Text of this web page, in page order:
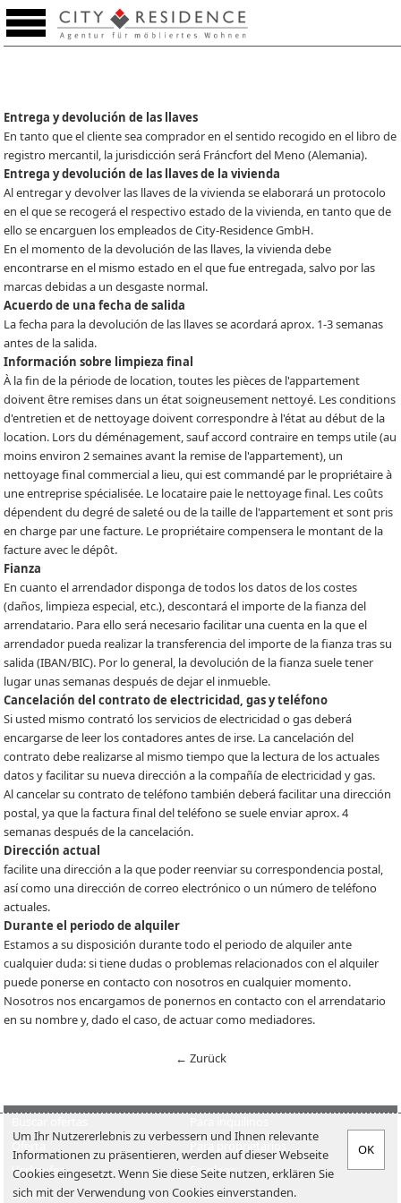
Lista de preferencias (0)
Entrega y devolución de las llaves
En tanto que el cliente sea comprador en el sentido recogido en el libro de
registro mercantil, la jurisdicción será Fráncfort del Meno (Alemania).
Entrega y devolución de las llaves de la vivienda
Al entregar y devolver las llaves de la vivienda se elaborará un protocolo
en el que se recogerá el respectivo estado de la vivienda, en tanto que de
ello se encarguen los empleados de City-Residence GmbH.
En el momento de la devolución de las llaves, la vivienda debe
encontrarse en el mismo estado en el que fue entregada, salvo por las
marcas debidas a un desgaste normal.
Acuerdo de una fecha de salida
La fecha para la devolución de las llaves se acordará aprox. 1-3 semanas
antes de la salida.
Información sobre limpieza final
À la fin de la période de location, toutes les pièces de l'appartement
doivent être remises dans un état soigneusement nettoyé. Les conditions
d'entretien et de nettoyage doivent correspondre à l'état au début de la
location. Lors du déménagement, sauf accord contraire en temps utile (au
moins environ 2 semaines avant la remise de l'appartement), un
nettoyage final commercial a lieu, qui est commandé par le propriétaire à
une entreprise spécialisée. Le locataire paie le nettoyage final. Les coûts
dépendent du degré de saleté ou de la taille de l'appartement et sont pris
en charge par une facture. Le propriétaire compensera le montant de la
facture avec le dépôt.
Fianza
En cuanto el arrendador disponga de todos los datos de los costes
(daños, limpieza especial, etc.), descontará el importe de la fianza del
arrendatario. Para ello será necesario facilitar una cuenta en la que el
arrendador pueda realizar la transferencia del importe de la fianza tras su
salida (IBAN/BIC). Por lo general, la devolución de la fianza suele tener
lugar unas semanas después de dejar el inmueble.
Cancelación del contrato de electricidad, gas y teléfono
Si usted mismo contrató los servicios de electricidad o gas deberá
encargarse de leer los contadores antes de irse. La cancelación del
contrato debe realizarse al mismo tiempo que la lectura de los actuales
datos y facilitar su nueva dirección a la compañía de electricidad y gas.
Al cancelar su contrato de teléfono también deberá facilitar una dirección
postal, ya que la factura final del teléfono se suele enviar aprox. 4
semanas después de la cancelación.
Dirección actual
facilite una dirección a la que poder reenviar su correspondencia postal,
así como una dirección de correo electrónico o un número de teléfono
actuales.
Durante el periodo de alquiler
Estamos a su disposición durante todo el periodo de alquiler ante
cualquier duda: si tiene dudas o problemas relacionados con el alquiler
puede ponerse en contacto con nosotros en cualquier momento.
Nosotros nos encargamos de ponernos en contacto con el arrendatario
en su nombre y, dado el caso, de actuar como mediadores.
← Zurück
Oferta
Para proprietarios
Verkaufen
Empleos
Venta
Sobre nosotros
Um Ihr Nutzererlebnis zu verbessern und Ihnen relevante
Informationen zu präsentieren, werden auf dieser Webseite
Cookies eingesetzt. Wenn Sie diese Seite nutzen, erklären Sie
sich mit der Verwendung von Cookies einverstanden.